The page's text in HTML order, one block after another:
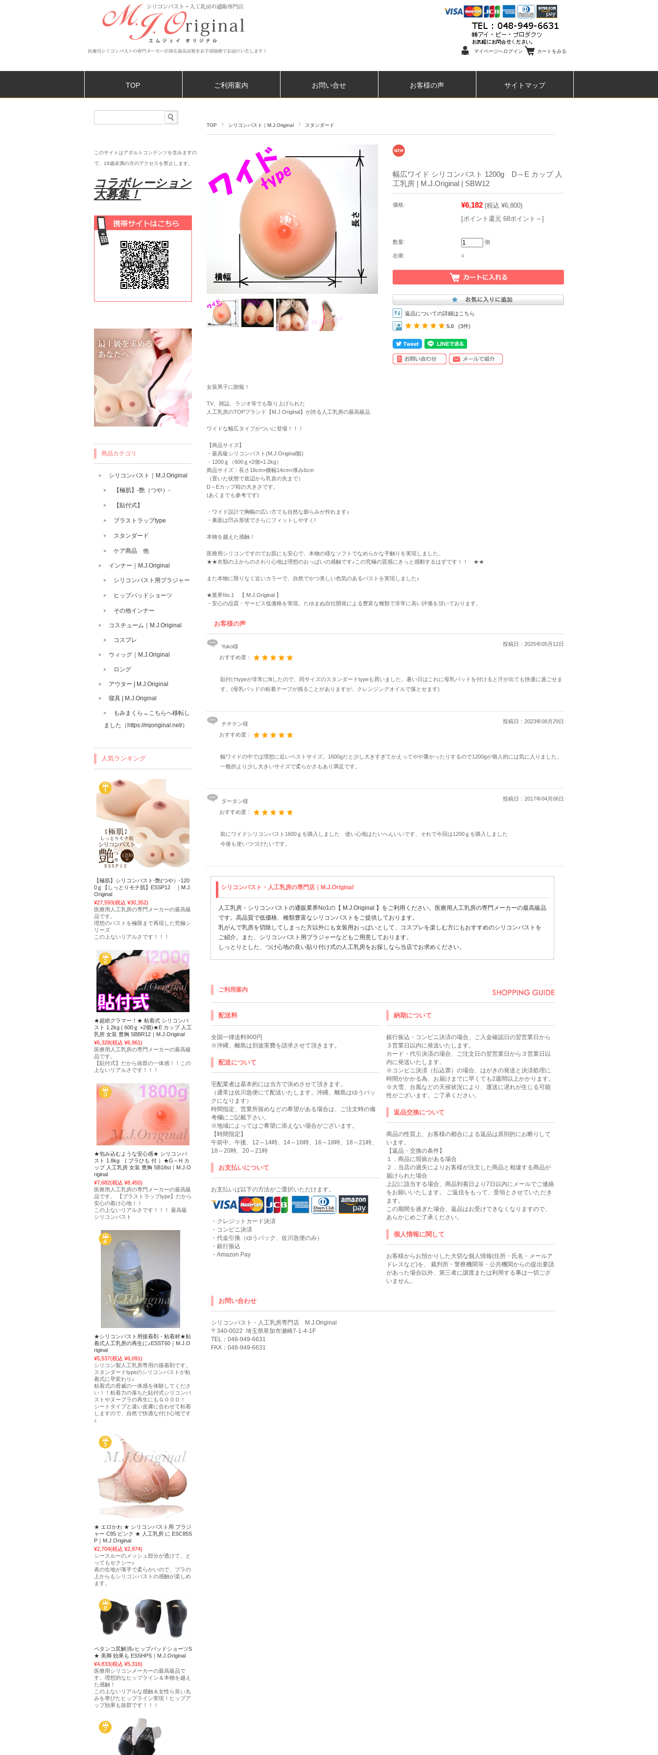
マイページへログイン カートをみる
TOP ご利用案内 お問い合せ お客様の声 サイトマップ
TOP シリコンバスト｜M.J.Original スタンダード
幅広ワイド シリコンバスト 1200g D～E カップ 人
工乳房 | M.J.Original | SBW12
価格: ¥6,182 (税込 ¥6,800)
[ポイント還元 68ポイント～]
数量: 個
在庫: ○
返品についての詳細はこちら
5.0 (3件)
女装男子に朗報！
TV、雑誌、ラジオ等でも取り上げられた
人工乳房のTOPブランド【M.J.Original】が誇る人工乳房の最高級品
ワイドな幅広タイプがついに登場！！！
【商品サイズ】
・最高級シリコンバスト(M.J.Original製)
・1200ｇ（600ｇ×2個=1.2kg）
商品サイズ：長さ18cm×横幅14cm×厚み6cm
（置いた状態で底辺から乳首の先まで）
D～Eカップ程の大きさです。
(あくまでも参考です)
・ワイド設計で胸幅の広い方でも自然な膨らみが作れます♪
・裏面は凹み形状でさらにフィットしやすく!
本物を越えた感触！
医療用シリコンですのでお肌にも安心で、本物の様なソフトでなめらかな手触りを実現しました。
★★衣類の上からのさわり心地は理想のおっぱいの感触です♪この究極の質感にきっと感動するはずです！！ ★★
また本物に限りなく近いカラーで、自然でかつ美しい色気のあるバストを実現しました♪
★業界No.1 【 M.J.Original 】
・安心の品質・サービス低価格を実現。たゆまぬ自社開発による豊富な種類で非常に高い評価を頂いております。
お客様の声
Yuko様 投稿日： 2025年05月12日
おすすめ度：
貼付けtypeが非常にfitしたので、同サイズのスタンダードtypeも買いました。暑い日はこれに母乳パッドを付けると汗が出ても快適に過ごせま
す。(母乳パッドの粘着テープが残ることがありますが、クレンジングオイルで落とせます)
チチケン様 投稿日： 2023年08月29日
おすすめ度：
幅ワイドの中では理想に近いベストサイズ。1600gだと少し大きすぎてかえってやや重かったりするので1200gが個人的には気に入りました。
一般的より少し大きいサイズで柔らかさもあり満足です。
ダータン様 投稿日： 2017年04月06日
おすすめ度：
前にワイドシリコンバスト1600ｇを購入しました 使い心地はたいへんいいです、それで今回は1200ｇを購入しました
今後も使いつづけたいです。
シリコンバスト・人工乳房の専門店｜M.J.Original
人工乳房 ・ シリコンバスト の通販業界No1の【 M.J.Original 】をご利用ください。 医療用 人工乳房の専門メーカーの最高級品
です。高品質で低価格、種類豊富なシリコンバストをご提供しております。
乳がんで乳房を切除してしまった方以外にも女装用 おっぱいとして、 コスプレを楽しむ方にもおすすめのシリコンバストを
ご紹介。また、 シリコンバスト 用 ブラジャーなどもご用意しております。
しっとりとした、つけ心地の良い貼り付け式の人工乳房をお探しなら当店でお求めください。
ご利用案内
配送料
全国一律送料900円
※沖縄、離島は別途実費を請求させて頂きます。
配送について
宅配業者は基本的には当方で決めさせて頂きます。
（通常は佐川急便にて配送いたします。沖縄、離島はゆうパッ
クになります）
時間指定、営業所留めなどの希望がある場合は、ご注文時の備
考欄にご記載下さい。
※地域によってはご希望に添えない場合がございます。
【時間指定】
午前中、午後、12～14時、14～16時、16～18時、18～21時、
18～20時、20～21時
お支払いについて
お支払いは以下の方法がご選択いただけます。
・クレジットカード決済
・コンビニ決済
・代金引換（ゆうパック、佐川急便のみ）
・銀行振込
・Amazon Pay
納期について
銀行振込・コンビニ決済の場合、ご入金確認日の翌営業日から
３営業日以内に発送いたします。
カード・代引決済の場合、ご注文日の翌営業日から３営業日以
内に発送いたします。
※コンビニ決済（払込票）の場合、はがきの発送と決済処理に
時間がかかる為、お届けまでに早くても2週間以上かかります。
※大雪、台風などの天候状況により、運送に遅れが生じる可能
性がございます。ご了承ください。
返品交換について
商品の性質上、お客様の都合による返品は原則的にお断りして
います。
【返品・交換の条件】
１．商品に瑕疵がある場合
２．当店の過失によりお客様が注文した商品と相違する商品が
届けられた場合
上記に該当する場合、商品到着日より7日以内にメールでご連絡
をお願いいたします。 ご返信をもって、受領とさせていただき
ます。
この期間を過ぎた場合、返品はお受けできなくなりますので、
あらかじめご了承ください。
個人情報に関して
お客様からお預かりした大切な個人情報(住所・氏名・メールア
ドレスなど)を、 裁判所・警察機関等・公共機関からの提出要請
があった場合以外、第三者に譲渡または利用する事は一切ござ
いません。
お問い合わせ
シリコンバスト・人工乳房専門店 M.J.Original
〒340-0022 埼玉県草加市瀬崎7-1-4-1F
TEL：048-949-6631
FAX：048-949-6631
このサイトはアダルトコンテンツを含みますの
で、18歳未満の方のアクセスを禁止します。
コラボレーション
大募集！
商品カテゴリ
シリコンバスト｜M.J.Original
【極肌】-艶（つや）-
【貼付式】
ブラストラップtype
スタンダード
ケア商品 他
インナー｜M.J.Original
シリコンバスト用ブラジャー
ヒップパッドショーツ
その他インナー
コスチューム｜M.J.Original
コスプレ
ウィッグ｜M.J.Original
ロング
アウター | M.J.Original
寝具 | M.J.Original
もみまくら→こちらへ移転し
ました（https://mjoriginal.net/）
人気ランキング
【極肌】シリコンバスト-艶(つや）-120
0ｇ【しっとりモチ肌】ESSP12 ｜M.J.
Original
¥27,593(税込 ¥30,352)
医療用人工乳房の専門メーカーの最高級
品です。
理想のバストを極限まで再現した究極シ
リーズ
この上ないリアルさです！！！
★超絶グラマー！★ 粘着式 シリコンバ
スト 1.2kg ( 600ｇ ×2個)★E カップ 人工
乳房 女装 豊胸 SBBR12｜M.J.Original
¥6,328(税込 ¥6,961)
医療用人工乳房の専門メーカーの最高級
品です。
【貼付式】だから抜群の一体感！！この
上ないリアルさです！！！
★包み込むような安心感★ シリコンバ
スト 1.8kg ( ブラひも 付 ）★G～H カ
ップ 人工乳房 女装 豊胸 SB18st｜M.J.O
riginal
¥7,682(税込 ¥8,450)
医療用人工乳房の専門メーカーの最高級
品です。 【ブラストラップtype】だから
安心の着け心地！！
この上ないリアルさです！！！ 最高級
シリコンバスト
★シリコンバスト用接着剤・粘着材★粘
着式人工乳房の再生に♪ESST60｜M.J.O
riginal
¥5,537(税込 ¥6,091)
シリコン製人工乳房専用の接着剤です。
スタンダードtypeのシリコンバストが粘
着式に早変わり♪
粘着式の脅威の一体感を体験してくださ
い！！粘着力の落ちた貼付式シリコンバ
ストやヌーブラの再生にもＧＯＯＤ！
シートタイプと違い皮膚に合わせて粘着
しますので、自然で快適な付け心地です
♪
★ エロかわ ★ シリコンバスト用 ブラジ
ャー C85 ピンク ★ 人工乳房 に ESC85S
P｜M.J.Original
¥2,704(税込 ¥2,974)
シースルーのメッシュ部分が透けて、と
ってもセクシー♪
表の生地が薄手で柔らかいので、ブラの
上からもシリコンバストの感触が楽しめ
ます。
ペタンコ尻解消♪ヒップパッドショーツS
★ 美脚 効果も ESSHPS｜M.J.Original
¥4,833(税込 ¥5,316)
医療用シリコンメーカーの最高級品で
す。理想的なヒップライン＆本物を越え
た感触！
この上ないリアルな感触＆女性ら良い丸
みを帯びたヒップライン実現！ヒップア
ップ効果も抜群です！！！